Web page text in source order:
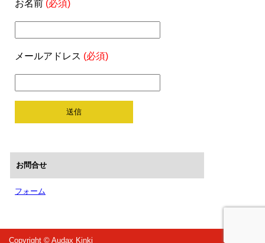
お名前 (必須)
メールアドレス (必須)
お問合せ
フォーム
Copyright © Audax Kinki